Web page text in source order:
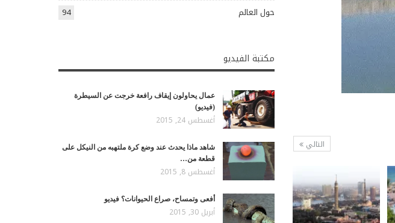
التالي
حول العالم
94
مكتبة الفيديو
عمال يحاولون إيقاف رافعة خرجت عن السيطرة
(فيديو)
أغسطس 24, 2015
شاهد ماذا يحدث عند وضع كرة ملتهبه من النيكل على
قطعة من…
أغسطس 8, 2015
أفعى وتمساح، صراع الحيوانات؟ فيديو
أبريل 30, 2015